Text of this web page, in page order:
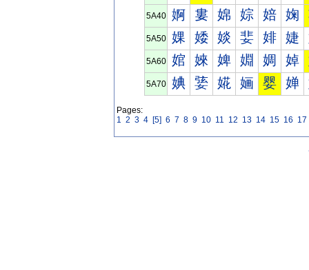
5A40 婀 婁 婂 婃 婄 婅
5A50 婐 婑 婒 婓 婔 婕
5A60 婠 婡 婢 婣 婤 婥
5A70 婰 婱 婲 婳 婴 婵
Pages:
1 2 3 4 [5] 6 7 8 9 10 11 12 13 14 15 16 17